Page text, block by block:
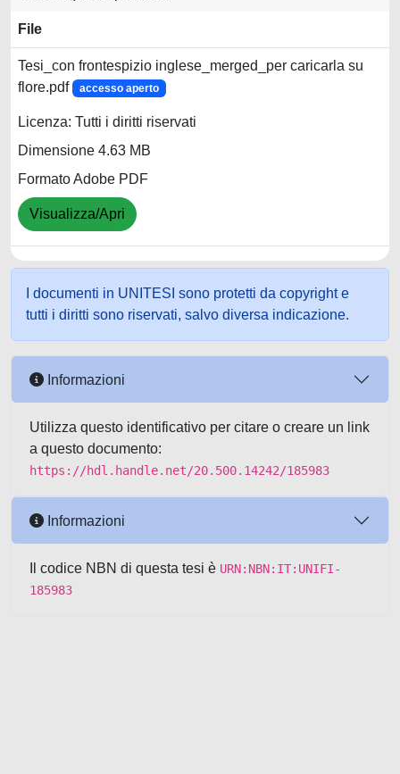
File
Tesi_con frontespizio inglese_merged_per caricarla su
flore.pdf
accesso aperto
Licenza: Tutti i diritti riservati
Dimensione 4.63 MB
Formato Adobe PDF
Visualizza/Apri
I documenti in UNITESI sono protetti da copyright e
tutti i diritti sono riservati, salvo diversa indicazione.
Informazioni
Utilizza questo identificativo per citare o creare un link
a questo documento:
https://hdl.handle.net/20.500.14242/185983
Informazioni
Il codice NBN di questa tesi è URN:NBN:IT:UNIFI-
185983